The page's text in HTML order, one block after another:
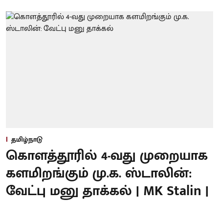
தமிழ்நாடு
கொளத்தூரில் 4-வது முறையாக
களமிறங்கும் மு.க. ஸ்டாலின்:
வேட்பு மனு தாக்கல் | MK Stalin |